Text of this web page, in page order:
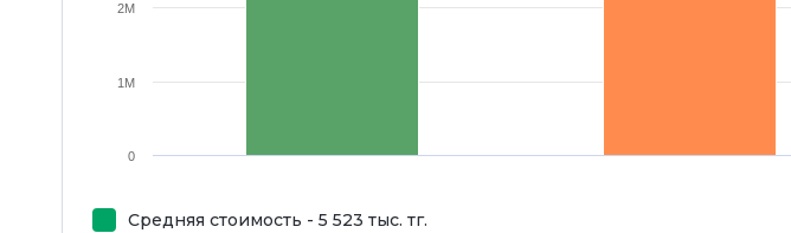
0
1M
2M
Средняя стоимость - 5 523 тыс. тг.